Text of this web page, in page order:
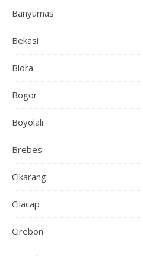
Banyumas
Bekasi
Blora
Bogor
Boyolali
Brebes
Cikarang
Cilacap
Cirebon